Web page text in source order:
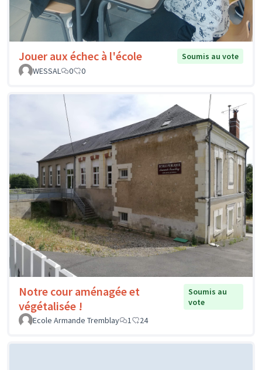
Jouer aux échec à l'école
Soumis au vote
WESSAL
0 0
Notre cour aménagée et
végétalisée !
Soumis au
vote
Ecole Armande Tremblay
1 24